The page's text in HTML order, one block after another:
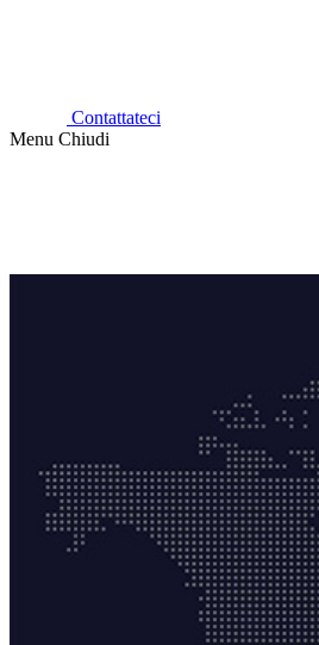
Contattateci
Menu Chiudi